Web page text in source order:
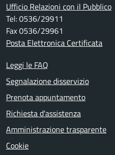
Ufficio Relazioni con il Pubblico
Tel: 0536/29911
Fax 0536/29961
Posta Elettronica Certificata
Leggi le FAQ
Segnalazione disservizio
Prenota appuntamento
Richiesta d'assistenza
Amministrazione trasparente
Cookie